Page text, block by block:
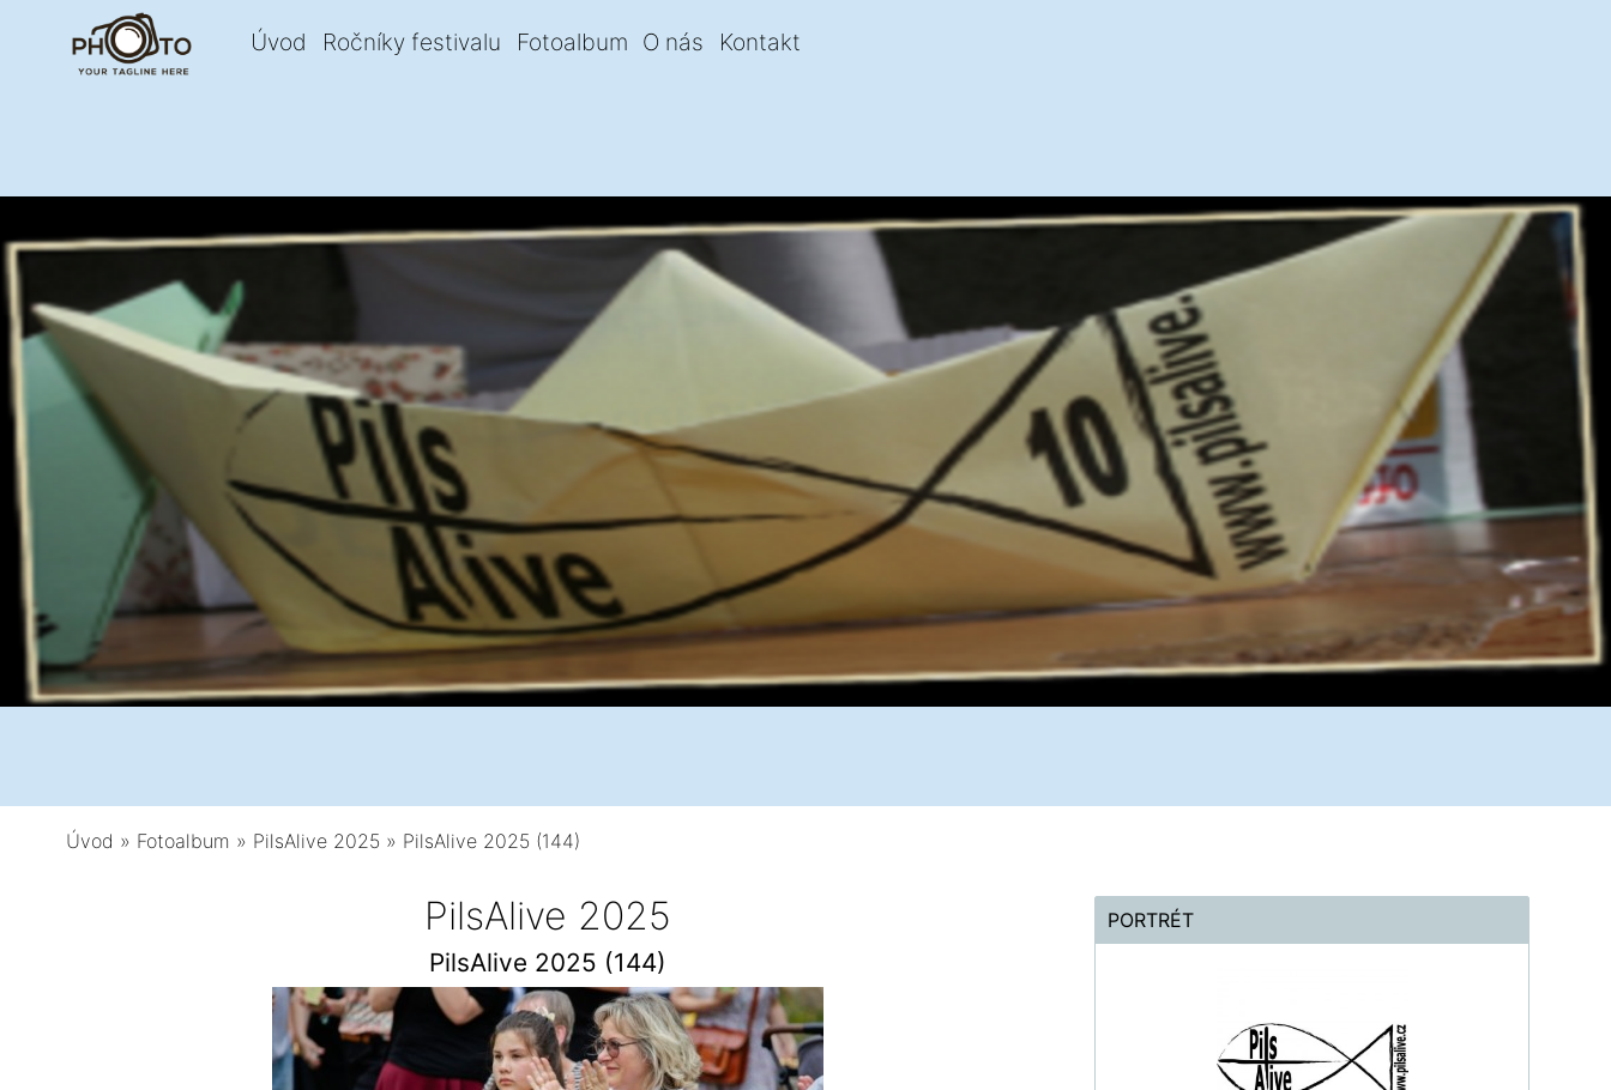
Úvod Ročníky festivalu Fotoalbum O nás Kontakt
Úvod » Fotoalbum » PilsAlive 2025 » PilsAlive 2025 (144)
PilsAlive 2025
PilsAlive 2025 (144)
PORTRÉT